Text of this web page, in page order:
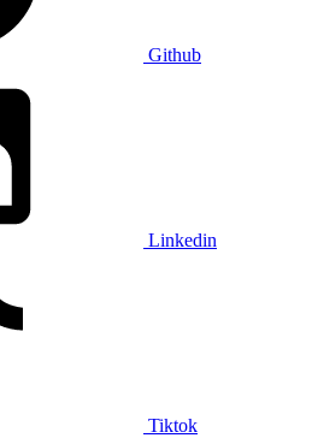
Github
Linkedin
Tiktok